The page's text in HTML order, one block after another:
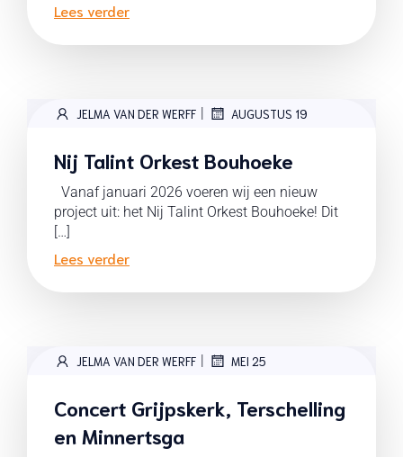
Lees verder
JELMA VAN DER WERFF | AUGUSTUS 19
Nij Talint Orkest Bouhoeke
Vanaf januari 2026 voeren wij een nieuw
project uit: het Nij Talint Orkest Bouhoeke! Dit
[…]
Lees verder
JELMA VAN DER WERFF | MEI 25
Concert Grijpskerk, Terschelling
en Minnertsga